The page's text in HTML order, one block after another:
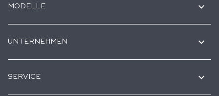
MODELLE
UNTERNEHMEN
SERVICE